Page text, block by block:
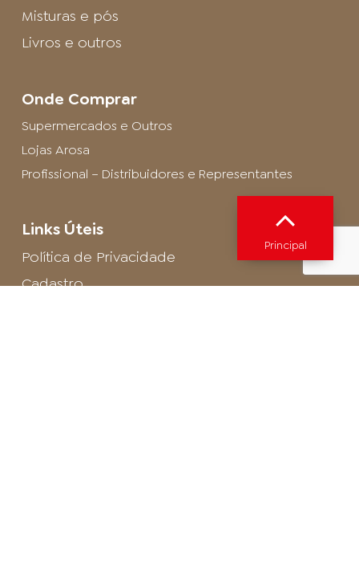
Misturas e pós
Livros e outros
Onde Comprar
Supermercados e Outros
Lojas Arosa
Profissional – Distribuidores e Representantes
Links Úteis
Política de Privacidade
Cadastro
Principal